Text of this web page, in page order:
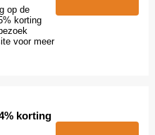
op de
korting
voor meer
korting